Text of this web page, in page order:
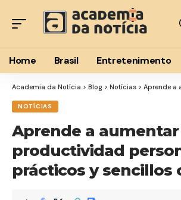
Home Brasil Entretenimento
Academia da Notícia > Blog > Notícias > Aprende a aumentar tu
NOTÍCIAS
Aprende a
productividad
prácticos y sencillos